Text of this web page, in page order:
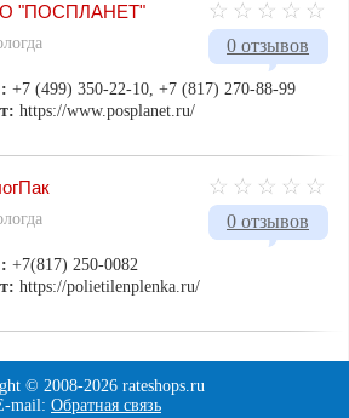
0 отзывов
"ПОСПЛАНЕТ"
+7 (499) 350-22-10, +7 (817) 270-88-99
https://www.posplanet.ru/
0 отзывов
+7(817) 250-0082
https://polietilenplenka.ru/
© 2008-2026 rateshops.ru
mail: Обратная связь